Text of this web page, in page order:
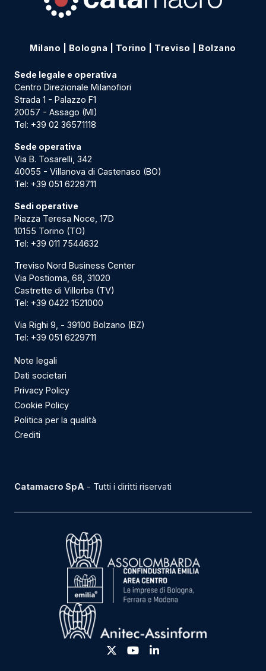
Milano Bologna Torino Treviso Bolzano
Sede legale e operativa
Centro Direzionale Milanofiori
Strada 1 - Palazzo F1
20057 - Assago (MI)
Tel: +39 02 36571118
Sede operativa
Via B. Tosarelli, 342
40055 - Villanova di Castenaso (BO)
Tel: +39 051 6229711
Sedi operative
Piazza Teresa Noce, 17D
10155 Torino (TO)
Tel: +39 011 7544632
Treviso Nord Business Center
Via Postioma, 68, 31020
Castrette di Villorba (TV)
Tel: +39 0422 1521000
Via Righi 9, - 39100 Bolzano (BZ)
Tel: +39 051 6229711
Note legali
Dati societari
Privacy Policy
Cookie Policy
Politica per la qualità
Crediti
Catamacro SpA - Tutti i diritti riservati